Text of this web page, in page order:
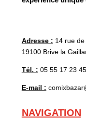
Adresse : 14 rue de
19100 Brive la
Tél. : 05 55 17 23 45
E-mail :
NAVIGATION